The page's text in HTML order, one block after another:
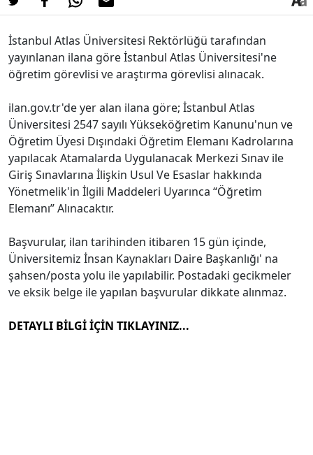
İstanbul Atlas Üniversitesi Rektörlüğü tarafından
yayınlanan ilana göre İstanbul Atlas Üniversitesi'ne
öğretim görevlisi ve araştırma görevlisi alınacak.
ilan.gov.tr'de yer alan ilana göre; İstanbul Atlas
Üniversitesi 2547 sayılı Yükseköğretim Kanunu'nun ve
Öğretim Üyesi Dışındaki Öğretim Elemanı Kadrolarına
yapılacak Atamalarda Uygulanacak Merkezi Sınav ile
Giriş Sınavlarına İlişkin Usul Ve Esaslar hakkında
Yönetmelik'in İlgili Maddeleri Uyarınca “Öğretim
Elemanı” Alınacaktır.
Başvurular, ilan tarihinden itibaren 15 gün içinde,
Üniversitemiz İnsan Kaynakları Daire Başkanlığı' na
şahsen/posta yolu ile yapılabilir. Postadaki gecikmeler
ve eksik belge ile yapılan başvurular dikkate alınmaz.
DETAYLI BİLGİ İÇİN TIKLAYINIZ...